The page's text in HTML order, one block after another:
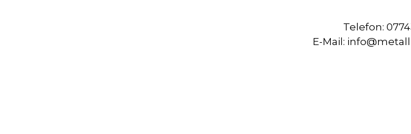
Telefon:
E-Mail: